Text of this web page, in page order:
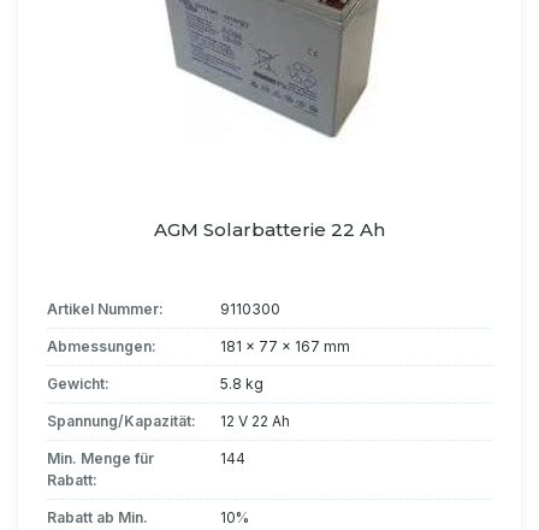
AGM Solarbatterie 22 Ah
Artikel Nummer: 9110300
Abmessungen: 181 x 77 x 167 mm
Gewicht: 5.8 kg
Spannung/Kapazität: 12 V 22 Ah
Min. Menge für
Rabatt:
144
Rabatt ab Min. 10%